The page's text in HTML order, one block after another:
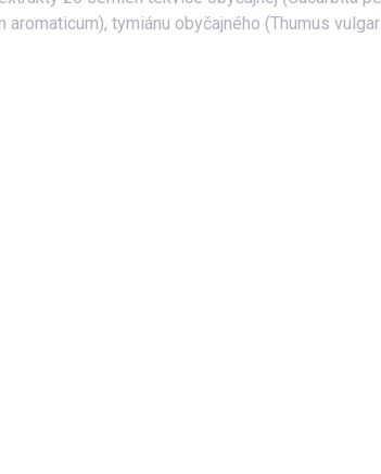
aromaticum), tymiánu obyčajného (Thumus